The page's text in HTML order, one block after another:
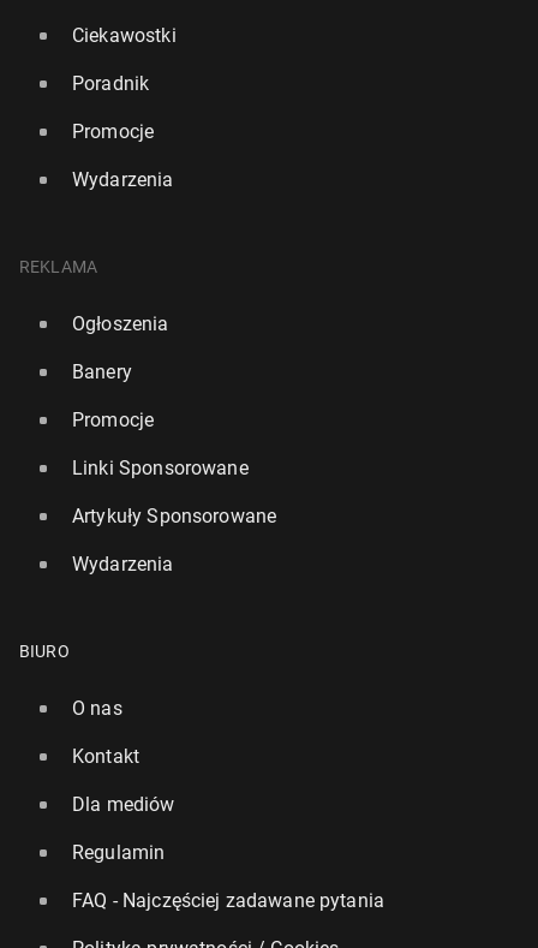
Ciekawostki
Poradnik
Promocje
Wydarzenia
REKLAMA
Ogłoszenia
Banery
Promocje
Linki Sponsorowane
Artykuły Sponsorowane
Wydarzenia
BIURO
O nas
Kontakt
Dla mediów
Regulamin
FAQ - Najczęściej zadawane pytania